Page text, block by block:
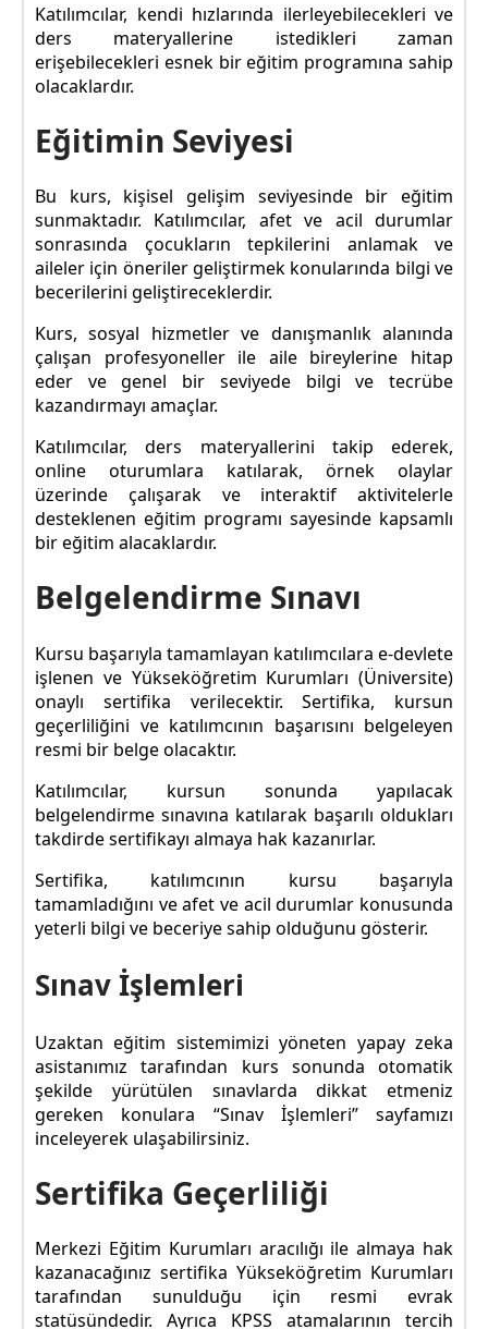
Katılımcılar, kendi hızlarında ilerleyebilecekleri ve
ders materyallerine istedikleri zaman
erişebilecekleri esnek bir eğitim programına sahip
olacaklardır.
Eğitimin Seviyesi
Bu kurs, kişisel gelişim seviyesinde bir eğitim
sunmaktadır. Katılımcılar, afet ve acil durumlar
sonrasında çocukların tepkilerini anlamak ve
aileler için öneriler geliştirmek konularında bilgi ve
becerilerini geliştireceklerdir.
Kurs, sosyal hizmetler ve danışmanlık alanında
çalışan profesyoneller ile aile bireylerine hitap
eder ve genel bir seviyede bilgi ve tecrübe
kazandırmayı amaçlar.
Katılımcılar, ders materyallerini takip ederek,
online oturumlara katılarak, örnek olaylar
üzerinde çalışarak ve interaktif aktivitelerle
desteklenen eğitim programı sayesinde kapsamlı
bir eğitim alacaklardır.
Belgelendirme Sınavı
Kursu başarıyla tamamlayan katılımcılara e-devlete
işlenen ve Yükseköğretim Kurumları (Üniversite)
onaylı sertifika verilecektir. Sertifika, kursun
geçerliliğini ve katılımcının başarısını belgeleyen
resmi bir belge olacaktır.
Katılımcılar, kursun sonunda yapılacak
belgelendirme sınavına katılarak başarılı oldukları
takdirde sertifikayı almaya hak kazanırlar.
Sertifika, katılımcının kursu başarıyla
tamamladığını ve afet ve acil durumlar konusunda
yeterli bilgi ve beceriye sahip olduğunu gösterir.
Sınav İşlemleri
Uzaktan eğitim sistemimizi yöneten yapay zeka
asistanımız tarafından kurs sonunda otomatik
şekilde yürütülen sınavlarda dikkat etmeniz
gereken konulara “Sınav İşlemleri” sayfamızı
inceleyerek ulaşabilirsiniz.
Sertifika Geçerliliği
Merkezi Eğitim Kurumları aracılığı ile almaya hak
kazanacağınız sertifika Yükseköğretim Kurumları
tarafından sunulduğu için resmi evrak
statüsündedir. Ayrıca KPSS atamalarının tercih